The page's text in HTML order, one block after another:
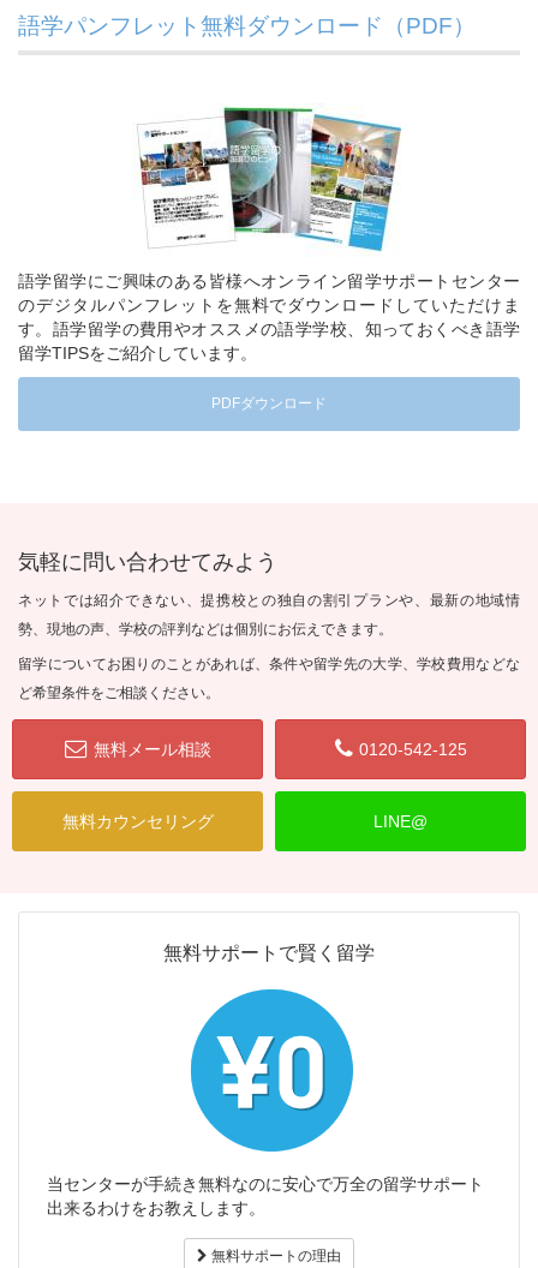
語学パンフレット無料ダウンロード（PDF）
語学留学にご興味のある皆様へオンライン留学サポートセンター
のデジタルパンフレットを無料でダウンロードしていただけま
す。語学留学の費用やオススメの語学学校、知っておくべき語学
留学TIPSをご紹介しています。
PDFダウンロード
気軽に問い合わせてみよう
ネットでは紹介できない、提携校との独自の割引プランや、最新の地域情
勢、現地の声、学校の評判などは個別にお伝えできます。
留学についてお困りのことがあれば、条件や留学先の大学、学校費用などな
ど希望条件をご相談ください。
無料メール相談 0120-542-125
無料カウンセリング LINE@
無料サポートで賢く留学
当センターが手続き無料なのに安心で万全の留学サポート
出来るわけをお教えします。
無料サポートの理由